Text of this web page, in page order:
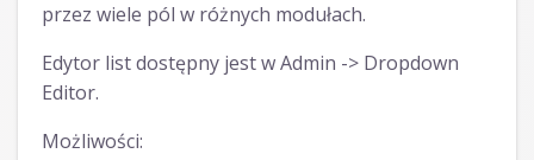
przez wiele pól w różnych modułach.
Edytor list dostępny jest w Admin -> Dropdown
Editor.
Możliwości: